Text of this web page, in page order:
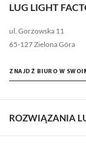
LUG LIGHT
ul. Gorzowska 11
65-127 Zielona Góra
ZNAJDŹ BIURO W
ROZWIĄZANIA